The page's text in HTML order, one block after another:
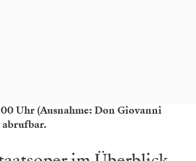
Uhr (Ausnahme: Don Giovanni
abrufbar.